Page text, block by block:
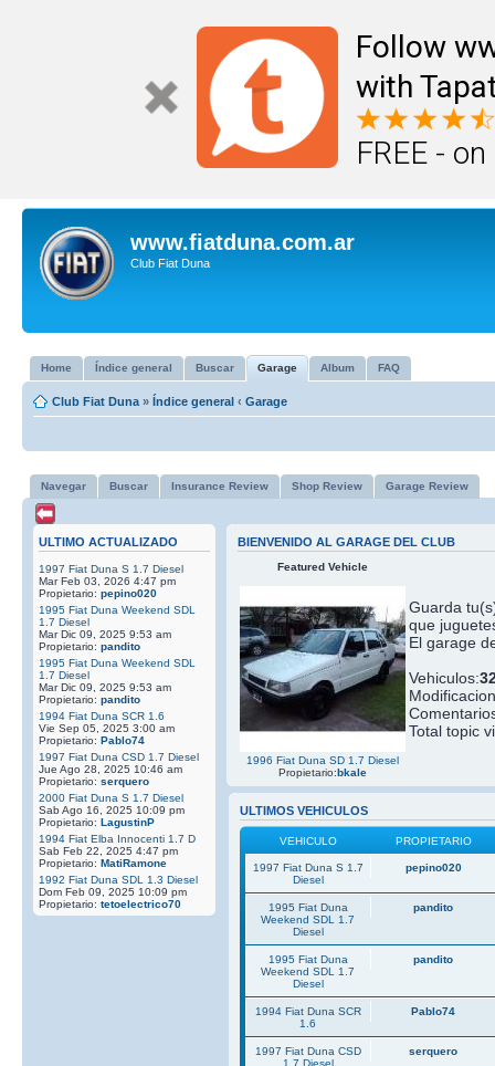
Follow
with
FREE -
www.fiatduna.com.ar
Club Fiat Duna
Home Índice general Buscar Garage Album FAQ
Club Fiat Duna » Índice general ‹ Garage
Navegar Buscar Insurance Review Shop Review Garage Review
ULTIMO ACTUALIZADO
1997 Fiat Duna S 1.7 Diesel
Mar Feb 03, 2026 4:47 pm
Propietario: pepino020
1995 Fiat Duna Weekend SDL
1.7 Diesel
Mar Dic 09, 2025 9:53 am
Propietario: pandito
1995 Fiat Duna Weekend SDL
1.7 Diesel
Mar Dic 09, 2025 9:53 am
Propietario: pandito
1994 Fiat Duna SCR 1.6
Vie Sep 05, 2025 3:00 am
Propietario: Pablo74
1997 Fiat Duna CSD 1.7 Diesel
Jue Ago 28, 2025 10:46 am
Propietario: serquero
2000 Fiat Duna S 1.7 Diesel
Sab Ago 16, 2025 10:09 pm
Propietario: LagustinP
1994 Fiat Elba Innocenti 1.7 D
Sab Feb 22, 2025 4:47 pm
Propietario: MatiRamone
1992 Fiat Duna SDL 1.3 Diesel
Dom Feb 09, 2025 10:09 pm
Propietario: tetoelectrico70
BIENVENIDO AL GARAGE DEL CLUB
Featured Vehicle
1996 Fiat Duna SD 1.7 Diesel
Propietario:bkale
Guarda
que
El garage
Vehiculos:
Total topic
ULTIMOS VEHICULOS
VEHICULO PROPIETARIO
1997 Fiat Duna S 1.7
Diesel
pepino020
1995 Fiat Duna
Weekend SDL 1.7
Diesel
pandito
1995 Fiat Duna
Weekend SDL 1.7
Diesel
pandito
1994 Fiat Duna SCR
1.6
Pablo74
1997 Fiat Duna CSD
1.7 Diesel
serquero